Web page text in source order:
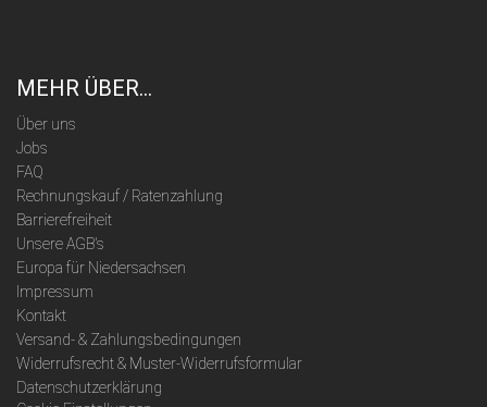
MEHR ÜBER...
Über uns
Jobs
FAQ
Rechnungskauf / Ratenzahlung
Barrierefreiheit
Unsere AGB's
Europa für Niedersachsen
Impressum
Kontakt
Versand- & Zahlungsbedingungen
Widerrufsrecht & Muster-Widerrufsformular
Datenschutzerklärung